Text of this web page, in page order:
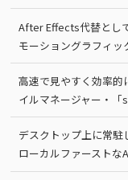
After Effects代替とし
モーショングラフィッ
高速で見やすく効率的
イルマネージャー・「
デスクトップ上に常駐
ローカルファーストな